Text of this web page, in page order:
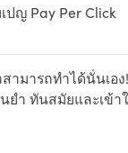
ปญ Pay Per Click
ามารถทำได้นั่นเอ
ยำ ทันสมัยและเข้า